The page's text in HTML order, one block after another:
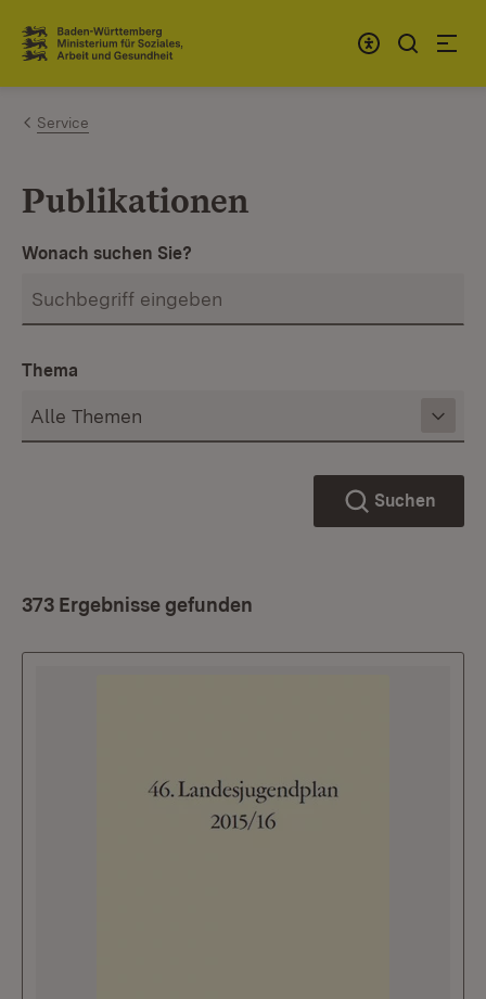
Zum Inhalt springen
Link zur Startseite
Service
Publikationen
Wonach suchen Sie?
Thema
Suchen
373 Ergebnisse gefunden